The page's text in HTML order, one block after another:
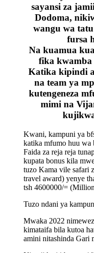
sayansi za
Dodoma,
wangu wa
fursa
Na kuamua
fika
Katika kipindi
na team ya
kutengeneza
mimi na
Kwani, kampuni ya
katika mfumo huu wa
Faida za reja reja
kupata bonus kila
tuzo Kama vile safari
travel award) yenye
tsh 4600000/=
Tuzo ndani ya
Mwaka 2022
kimataifa bila kutoa
amini nitashinda Gari